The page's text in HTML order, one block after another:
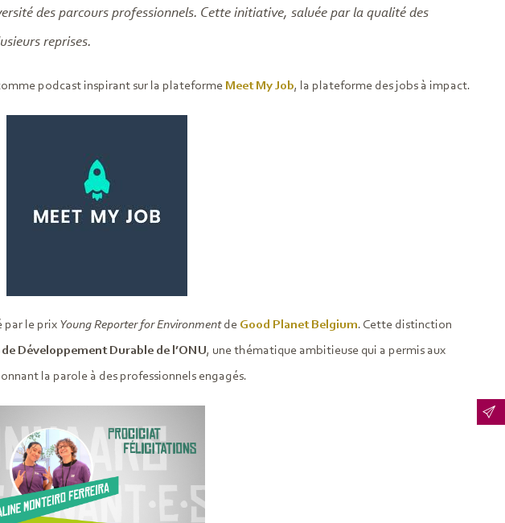
des parcours professionnels. Cette initiative, saluée par la qualité des
reprises.
podcast inspirant sur la plateforme Meet My Job, la plateforme des jobs à impact.
par le prix Young Reporter for Environmentde Good Planet Belgium. Cette distinction
Développement Durable de l’ONU, une thématique ambitieuse qui a permis aux
la parole à des professionnels engagés.